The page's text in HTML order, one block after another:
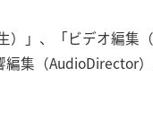
）」、「ビデオ編集
集（AudioDirector